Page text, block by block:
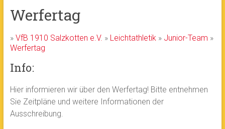
Werfertag
» VfB 1910 Salzkotten e.V. » Leichtathletik » Junior-Team »
Werfertag
Info:
Hier informieren wir über den Werfertag! Bitte entnehmen
Sie Zeitpläne und weitere Informationen der
Ausschreibung.